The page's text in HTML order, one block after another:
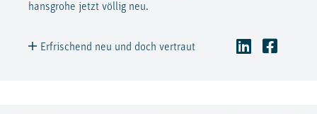
hansgrohe jetzt völlig neu.
Erfrischend neu und doch vertraut